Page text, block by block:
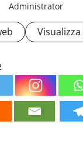
Administrator